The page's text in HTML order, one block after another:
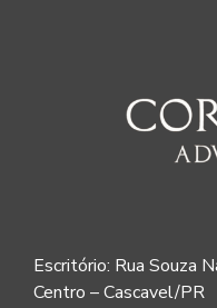
Escritório: Rua Souza
Centro – Cascavel/PR